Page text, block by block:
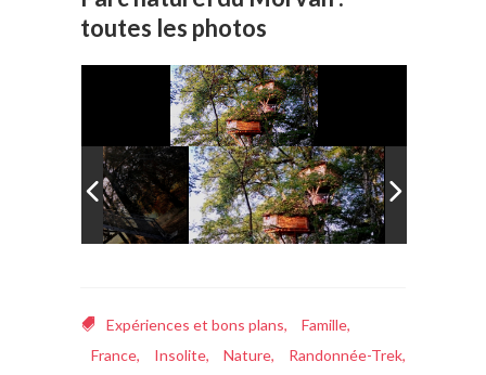
toutes les photos
Expériences et bons plans, Famille,
France, Insolite, Nature, Randonnée-Trek,